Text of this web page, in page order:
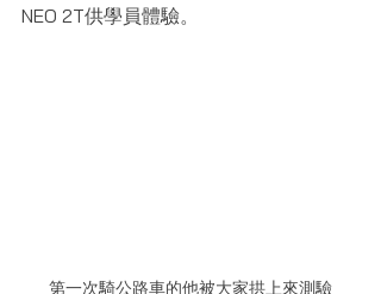
NEO 2T供學員體驗。
第一次騎公路車的他被大家拱上來測驗